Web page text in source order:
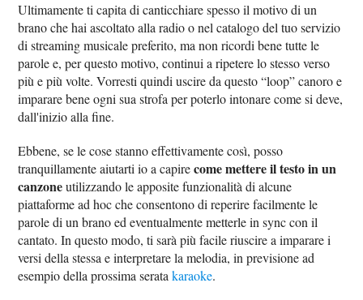
Ultimamente ti capita di canticchiare spesso il motivo di un
brano che hai ascoltato alla radio o nel catalogo del tuo servizio
di streaming musicale preferito, ma non ricordi bene tutte le
parole e, per questo motivo, continui a ripetere lo stesso verso
più e più volte. Vorresti quindi uscire da questo “loop” canoro e
imparare bene ogni sua strofa per poterlo intonare come si deve,
dall'inizio alla fine.
Ebbene, se le cose stanno effettivamente così, posso
tranquillamente aiutarti io a capirecome mettere il testo in un
canzoneutilizzando le apposite funzionalità di alcune
piattaforme ad hoc che consentono di reperire facilmente le
parole di un brano ed eventualmente metterle in sync con il
cantato. In questo modo, ti sarà più facile riuscire a imparare i
versi della stessa e interpretare la melodia, in previsione ad
esempio della prossima seratakaraoke.